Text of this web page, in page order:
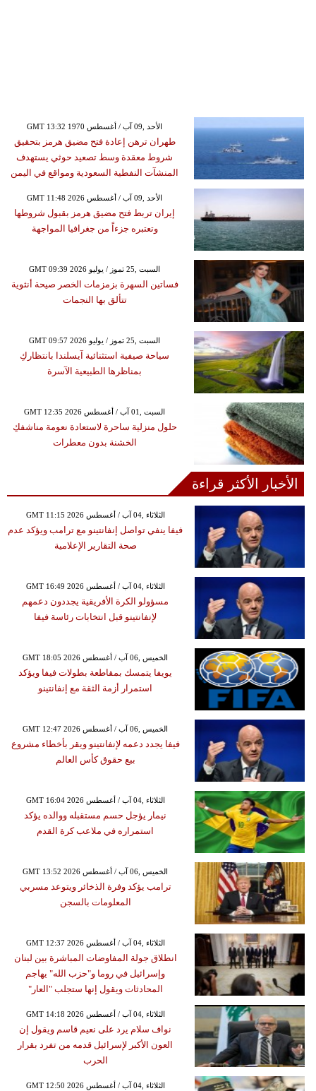
GMT 13:32 1970 الأحد ,09 آب / أغسطس
طهران ترهن إعادة فتح مضيق هرمز بتحقيق
شروط معقدة وسط تصعيد حوثي يستهدف
المنشآت النفطية السعودية ومواقع في اليمن
GMT 11:48 2026 الأحد ,09 آب / أغسطس
إيران تربط فتح مضيق هرمز بقبول شروطها
وتعتبره جزءاً من جغرافيا المواجهة
GMT 09:39 2026 السبت ,25 تموز / يوليو
فساتين السهرة بزمزمات الخصر صيحة أنثوية
تتألق بها النجمات
GMT 09:57 2026 السبت ,25 تموز / يوليو
سياحة صيفية استثنائية آيسلندا بانتظاركِ
بمناظرها الطبيعية الآسرة
GMT 12:35 2026 السبت ,01 آب / أغسطس
حلول منزلية ساحرة لاستعادة نعومة مناشفكِ
الخشنة بدون معطرات
الأخبار الأكثر قراءة
GMT 11:15 2026 الثلاثاء ,04 آب / أغسطس
فيفا ينفي تواصل إنفانتينو مع ترامب ويؤكد عدم
صحة التقارير الإعلامية
GMT 16:49 2026 الثلاثاء ,04 آب / أغسطس
مسؤولو الكرة الأفريقية يجددون دعمهم
لإنفانتينو قبل انتخابات رئاسة فيفا
GMT 18:05 2026 الخميس ,06 آب / أغسطس
يويفا يتمسك بمقاطعة بطولات فيفا ويؤكد
استمرار أزمة الثقة مع إنفانتينو
GMT 12:47 2026 الخميس ,06 آب / أغسطس
فيفا يجدد دعمه لإنفانتينو ويقر بأخطاء مشروع
بيع حقوق كأس العالم
GMT 16:04 2026 الثلاثاء ,04 آب / أغسطس
نيمار يؤجل حسم مستقبله ووالده يؤكد
استمراره في ملاعب كرة القدم
GMT 13:52 2026 الخميس ,06 آب / أغسطس
ترامب يؤكد وفرة الذخائر ويتوعد مسربي
المعلومات بالسجن
GMT 12:37 2026 الثلاثاء ,04 آب / أغسطس
انطلاق جولة المفاوضات المباشرة بين لبنان
وإسرائيل في روما و"حزب الله" يهاجم
المحادثات ويقول إنها ستجلب "العار"
GMT 14:18 2026 الثلاثاء ,04 آب / أغسطس
نواف سلام يرد على نعيم قاسم ويقول إن
العون الأكبر لإسرائيل قدمه من تفرد بقرار
الحرب
GMT 12:50 2026 الثلاثاء ,04 آب / أغسطس